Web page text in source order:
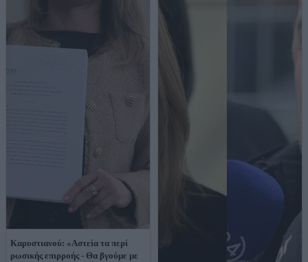
Καρυστιανού: «Αστεία τα περί
ρωσικής επιρροής - Θα βγούμε με